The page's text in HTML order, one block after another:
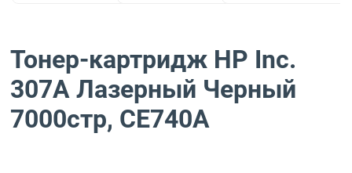
Тонер-картридж HP Inc.
307A Лазерный Черный
7000стр, CE740A